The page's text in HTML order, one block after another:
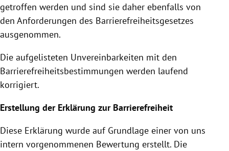
getroffen werden und sind sie daher ebenfalls von
den Anforderungen des Barrierefreiheitsgesetzes
ausgenommen.
Die aufgelisteten Unvereinbarkeiten mit den
Barrierefreiheitsbestimmungen werden laufend
korrigiert.
Erstellung der Erklärung zur Barrierefreiheit
Diese Erklärung wurde auf Grundlage einer von uns
intern vorgenommenen Bewertung erstellt. Die